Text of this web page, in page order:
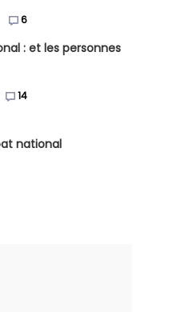
6
: et les personnes
14
national